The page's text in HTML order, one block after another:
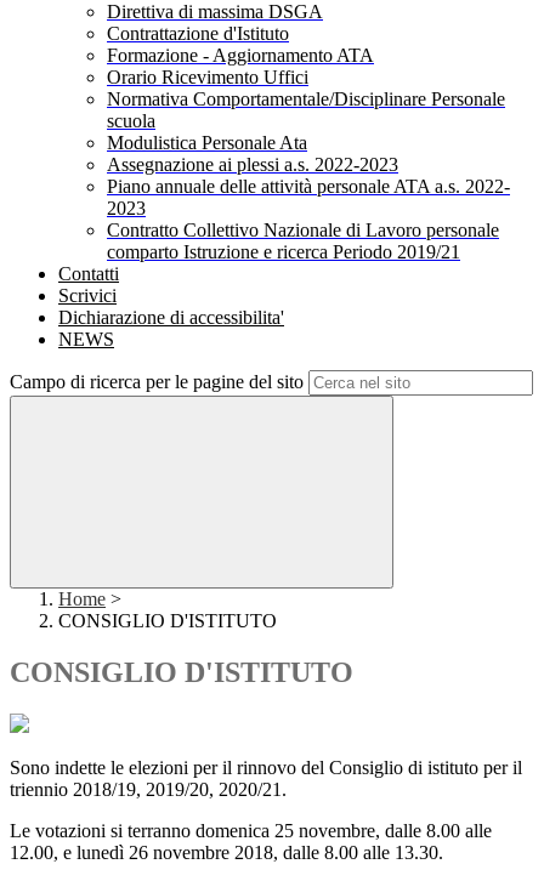
Direttiva di massima DSGA
Contrattazione d'Istituto
Formazione - Aggiornamento ATA
Orario Ricevimento Uffici
Normativa Comportamentale/Disciplinare Personale
scuola
Modulistica Personale Ata
Assegnazione ai plessi a.s. 2022-2023
Piano annuale delle attività personale ATA a.s. 2022-
2023
Contratto Collettivo Nazionale di Lavoro personale
comparto Istruzione e ricerca Periodo 2019/21
Contatti
Scrivici
Dichiarazione di accessibilita'
NEWS
Campo di ricerca per le pagine del sito
Home >
CONSIGLIO D'ISTITUTO
CONSIGLIO D'ISTITUTO
Sono indette le elezioni per il rinnovo del Consiglio di istituto per il
triennio 2018/19, 2019/20, 2020/21.
Le votazioni si terranno domenica 25 novembre, dalle 8.00 alle
12.00, e lunedì 26 novembre 2018, dalle 8.00 alle 13.30.